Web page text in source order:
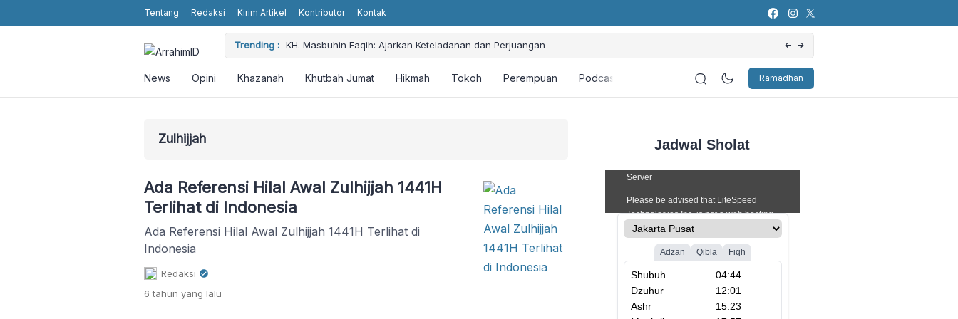
Tentang Redaksi Kirim Artikel Kontributor Kontak
Trending :
Religious Values without Religious Attributes in the Showbiz KH. Masbuhin Faqih: Ajarkan Keteladanan dan Perjuangan Artificial Intelligence (AI): Bagaimana
Ramadhan
News Opini Khazanah Khutbah Jumat Hikmah Tokoh Perempuan Podcast
Zulhijjah
Ada Referensi Hilal Awal Zulhijjah 1441H
Terlihat di Indonesia
Ada Referensi Hilal Awal Zulhijjah 1441H Terlihat di
Indonesia
Redaksi
6 tahun yang lalu
Jadwal Sholat